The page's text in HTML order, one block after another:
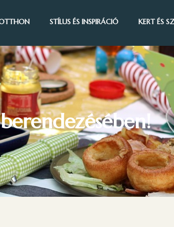
STÍLUS ÉS INSPIRÁCIÓ KERT ÉS